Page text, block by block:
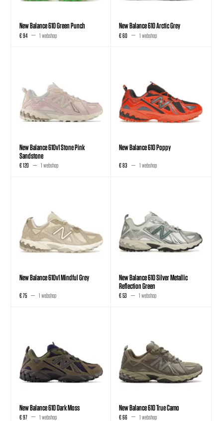
New Balance 610 Green Punch
€ 94 1 webshop
New Balance 610 Arctic Grey
€ 60 1 webshop
New Balance 610v1 Stone Pink
Sandstone
€ 120 1 webshop
New Balance 610 Poppy
€ 83 1 webshop
New Balance 610v1 Mindful Grey
€ 75 1 webshop
New Balance 610 Silver Metallic
Reflection Green
€ 53 1 webshop
New Balance 610 Dark Moss
€ 97 1 webshop
New Balance 610 True Camo
€ 66 1 webshop